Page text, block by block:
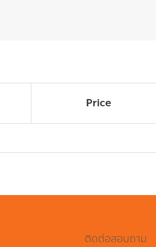
Price
ติดต่อสอบถาม